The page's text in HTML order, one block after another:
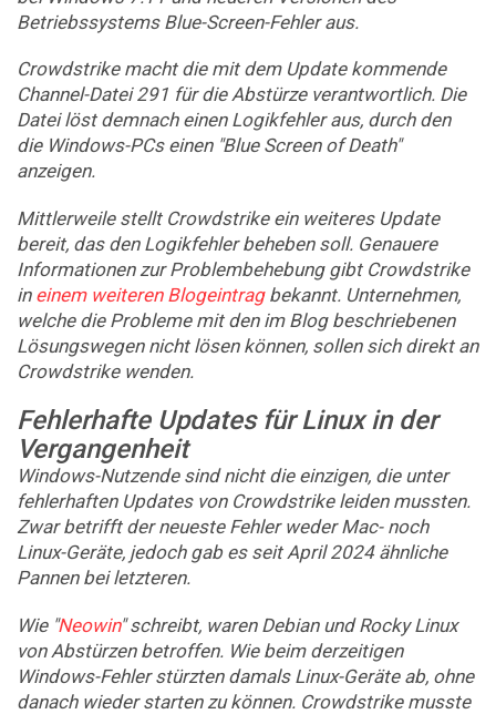
Betriebssystems Blue-Screen-Fehler aus.
Crowdstrike macht die mit dem Update kommende
Channel-Datei 291 für die Abstürze verantwortlich. Die
Datei löst demnach einen Logikfehler aus, durch den
die Windows-PCs einen "Blue Screen of Death"
anzeigen.
Mittlerweile stellt Crowdstrike ein weiteres Update
bereit, das den Logikfehler beheben soll. Genauere
Informationen zur Problembehebung gibt Crowdstrike
in einem weiteren Blogeintragbekannt. Unternehmen,
welche die Probleme mit den im Blog beschriebenen
Lösungswegen nicht lösen können, sollen sich direkt an
Crowdstrike wenden.
Fehlerhafte Updates für Linux in der
Vergangenheit
Windows-Nutzende sind nicht die einzigen, die unter
fehlerhaften Updates von Crowdstrike leiden mussten.
Zwar betrifft der neueste Fehler weder Mac- noch
Linux-Geräte, jedoch gab es seit April 2024 ähnliche
Pannen bei letzteren.
Wie "Neowin" schreibt, waren Debian und Rocky Linux
von Abstürzen betroffen. Wie beim derzeitigen
Windows-Fehler stürzten damals Linux-Geräte ab, ohne
danach wieder starten zu können. Crowdstrike musste